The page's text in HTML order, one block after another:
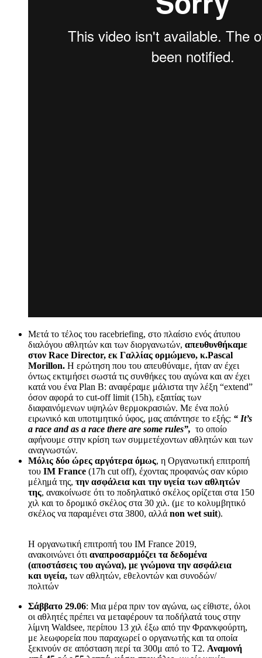
Μετά το τέλος του racebriefing, στο πλαίσιο ενός άτυπου
διαλόγου αθλητών και των διοργανωτών, απευθυνθήκαμε
στον Race Director, εκ Γαλλίας ορμώμενο, κ.Pascal
Morillon. Η ερώτηση που του απευθύναμε, ήταν αν έχει
όντως εκτιμήσει σωστά τις συνθήκες του αγώνα και αν έχει
κατά νου ένα Plan B: αναφέραμε μάλιστα την λέξη “extend”
όσον αφορά το cut-off limit (15h), εξαιτίας των
διαφαινόμενων υψηλών θερμοκρασιών. Με ένα πολύ
ειρωνικό και υποτιμητικό ύφος, μας απάντησε το εξής: “ It’s
a race and as a race there are some rules”, το οποίο
αφήνουμε στην κρίση των συμμετέχοντων αθλητών και των
αναγνωστών.
Μόλις δύο ώρες αργότερα όμως, η Οργανωτική επιτροπή
του ΙΜ France (17h cut off), έχοντας προφανώς σαν κύριο
μέλημά της, την ασφάλεια και την υγεία των αθλητών
της, ανακοίνωσε ότι το ποδηλατικό σκέλος ορίζεται στα 150
χιλ και το δρομικό σκέλος στα 30 χιλ. (με το κολυμβητικό
σκέλος να παραμένει στα 3800, αλλά non wet suit).
Η οργανωτική επιτροπή του IM France 2019,
ανακοινώνει ότι αναπροσαρμόζει τα δεδομένα
(αποστάσεις του αγώνα), με γνώμονα την ασφάλεια
και υγεία, των αθλητών, εθελοντών και συνοδών/
πολιτών
Σάββατο 29.06: Μια μέρα πριν τον αγώνα, ως είθιστε, όλοι
οι αθλητές πρέπει να μεταφέρουν τα ποδήλατά τους στην
λίμνη Waldsee, περίπου 13 χιλ έξω από την Φρανκφούρτη,
με λεωφορεία που παραχωρεί ο οργανωτής και τα οποία
ξεκινούν σε απόσταση περί τα 300μ από το Τ2. Αναμονή